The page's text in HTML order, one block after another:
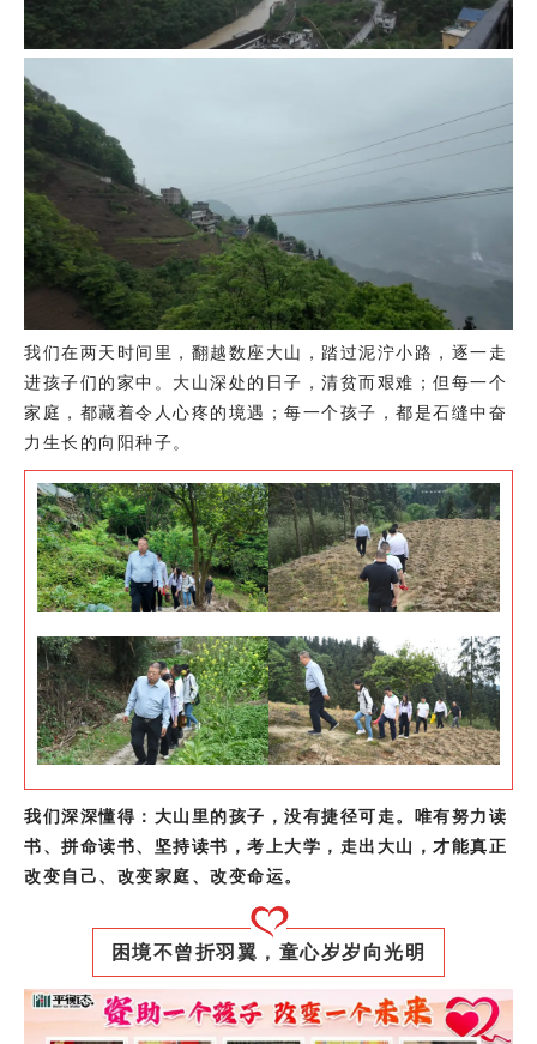
我们在两天时间里，翻越数座大山，踏过泥泞小路，逐一走
进孩子们的家中。大山深处的日子，清贫而艰难；但每一个
家庭，都藏着令人心疼的境遇；每一个孩子，都是石缝中奋
力生长的向阳种子。
我们深深懂得：大山里的孩子，没有捷径可走。唯有努力读
书、拼命读书、坚持读书，考上大学，走出大山，才能真正
改变自己、改变家庭、改变命运。
困境不曾折羽翼，童心岁岁向光明